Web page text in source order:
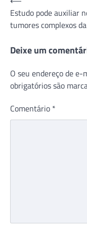
de
Post
Estudo pode auxiliar
tumores complexos
Deixe um
O seu endereço de
obrigatórios são
Comentário *